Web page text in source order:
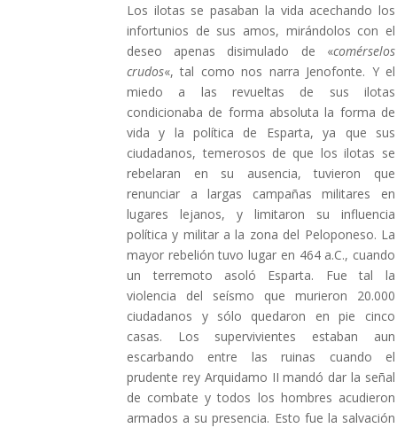
Los ilotas se pasaban la vida acechando los
infortunios de sus amos, mirándolos con el
deseo apenas disimulado de «comérselos
crudos«, tal como nos narra Jenofonte. Y el
miedo a las revueltas de sus ilotas
condicionaba de forma absoluta la forma de
vida y la política de Esparta, ya que sus
ciudadanos, temerosos de que los ilotas se
rebelaran en su ausencia, tuvieron que
renunciar a largas campañas militares en
lugares lejanos, y limitaron su influencia
política y militar a la zona del Peloponeso. La
mayor rebelión tuvo lugar en 464 a.C., cuando
un terremoto asoló Esparta. Fue tal la
violencia del seísmo que murieron 20.000
ciudadanos y sólo quedaron en pie cinco
casas. Los supervivientes estaban aun
escarbando entre las ruinas cuando el
prudente rey Arquidamo II mandó dar la señal
de combate y todos los hombres acudieron
armados a su presencia. Esto fue la salvación